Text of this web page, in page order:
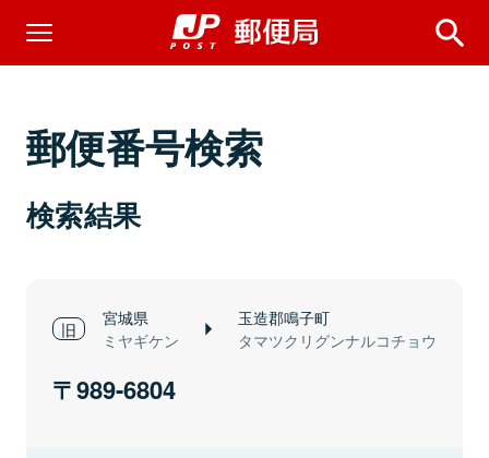
郵便番号検索
検索結果
宮城県
ミヤギケン
玉造郡鳴子町
タマツクリグンナルコチョウ
989-6804